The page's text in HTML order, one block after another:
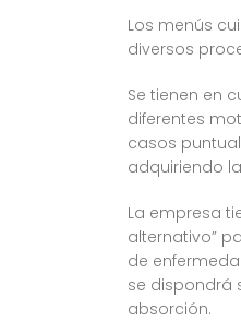
Los menús
diversos
Se tienen en
diferentes
casos
adquiriendo
La empresa
alternativo”
de
se dispondrá
absorción.